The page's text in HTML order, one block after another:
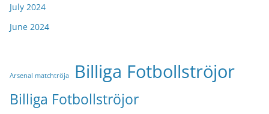
July 2024
June 2024
Arsenal matchtröja Billiga Fotbollströjor
Billiga Fotbollströjor